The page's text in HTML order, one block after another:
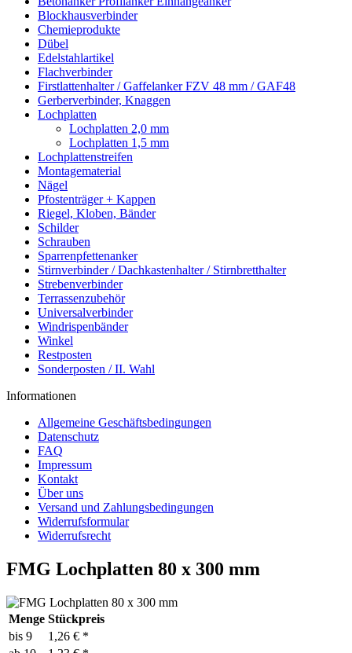
Blockhausverbinder
Chemieprodukte
Dübel
Edelstahlartikel
Flachverbinder
Firstlattenhalter / Gaffelanker FZV 48 mm / GAF48
Gerberverbinder, Knaggen
Lochplatten
Lochplatten 2,0 mm
Lochplatten 1,5 mm
Lochplattenstreifen
Montagematerial
Nägel
Pfostenträger + Kappen
Riegel, Kloben, Bänder
Schilder
Schrauben
Sparrenpfettenanker
Stirnverbinder / Dachkastenhalter / Stirnbretthalter
Strebenverbinder
Terrassenzubehör
Universalverbinder
Windrispenbänder
Winkel
Restposten
Sonderposten / II. Wahl
Informationen
Allgemeine Geschäftsbedingungen
Datenschutz
FAQ
Impressum
Kontakt
Über uns
Versand und Zahlungsbedingungen
Widerrufsformular
Widerrufsrecht
FMG Lochplatten 80 x 300 mm
Menge Stückpreis
bis 9
1,26 € *